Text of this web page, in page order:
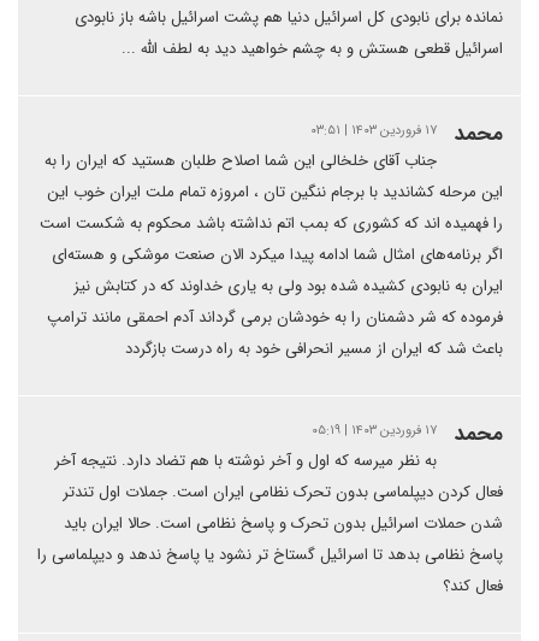
نمانده برای نابودی کل اسرائیل دنیا هم پشت اسرائیل باشه باز نابودی
اسرائیل قطعی هستش و به چشم خواهید دید به لطف الله ...
محمد ۱۷ فروردین ۱۴۰۳ | ۰۳:۵۱
جناب آقای خلخالی این شما اصلاح طلبان هستید که ایران را به
این مرحله کشاندید با برجام ننگین تان ، امروزه تمام ملت ایران خوب این
را فهمیده اند که کشوری که بمب اتم نداشته باشد محکوم به شکست است
اگر برنامه‌های امثال شما ادامه پیدا میکرد الان صنعت موشکی و هسته‌ای
ایران به نابودی کشیده شده بود ولی به یاری خداوند که در کتابش نیز
فرموده که شر دشمنان را به خودشان برمی گرداند آدم احمقی مانند ترامپ
باعث شد که ایران از مسیر انحرافی خود به راه درست بازگردد
محمد ۱۷ فروردین ۱۴۰۳ | ۰۵:۱۹
به نظر میرسه که اول و آخر نوشته با هم تضاد دارد. نتیجه آخر
فعال کردن دیپلماسی بدون تحرک نظامی ایران است. جملات اول تندتر
شدن حملات اسرائیل بدون تحرک و پاسخ نظامی است. حالا ایران باید
پاسخ نظامی بدهد تا اسرائیل گستاخ تر نشود یا پاسخ ندهد و دیپلماسی را
فعال کند؟